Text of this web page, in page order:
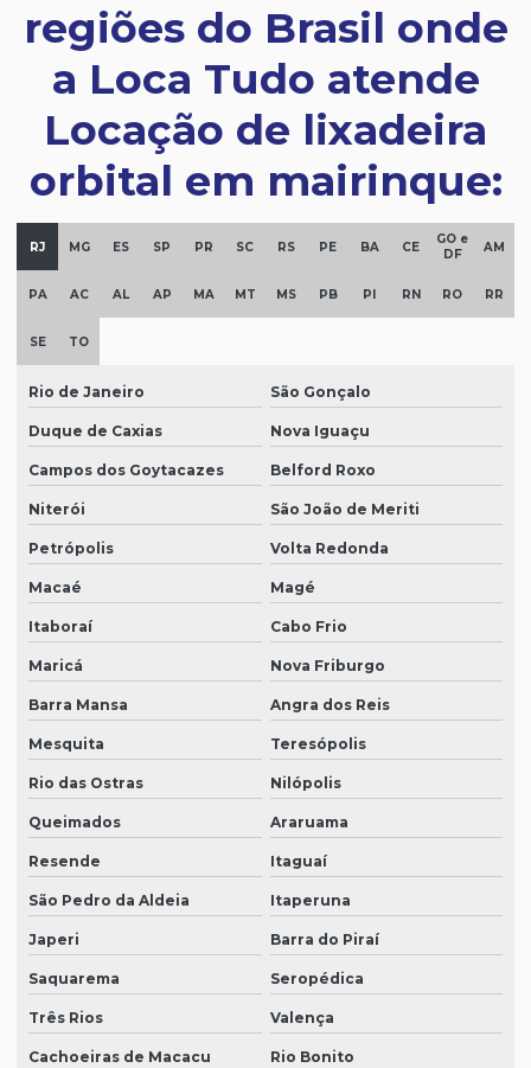
regiões do Brasil onde
a Loca Tudo atende
Locação de lixadeira
orbital em mairinque:
RJ MG ES SP PR SC RS PE BA CE
GO e
DF
AM
PA AC AL AP MA MT MS PB PI RN RO RR
SE TO
Rio de Janeiro São Gonçalo
Duque de Caxias Nova Iguaçu
Campos dos Goytacazes Belford Roxo
Niterói São João de Meriti
Petrópolis Volta Redonda
Macaé Magé
Itaboraí Cabo Frio
Maricá Nova Friburgo
Barra Mansa Angra dos Reis
Mesquita Teresópolis
Rio das Ostras Nilópolis
Queimados Araruama
Resende Itaguaí
São Pedro da Aldeia Itaperuna
Japeri Barra do Piraí
Saquarema Seropédica
Três Rios Valença
Cachoeiras de Macacu Rio Bonito